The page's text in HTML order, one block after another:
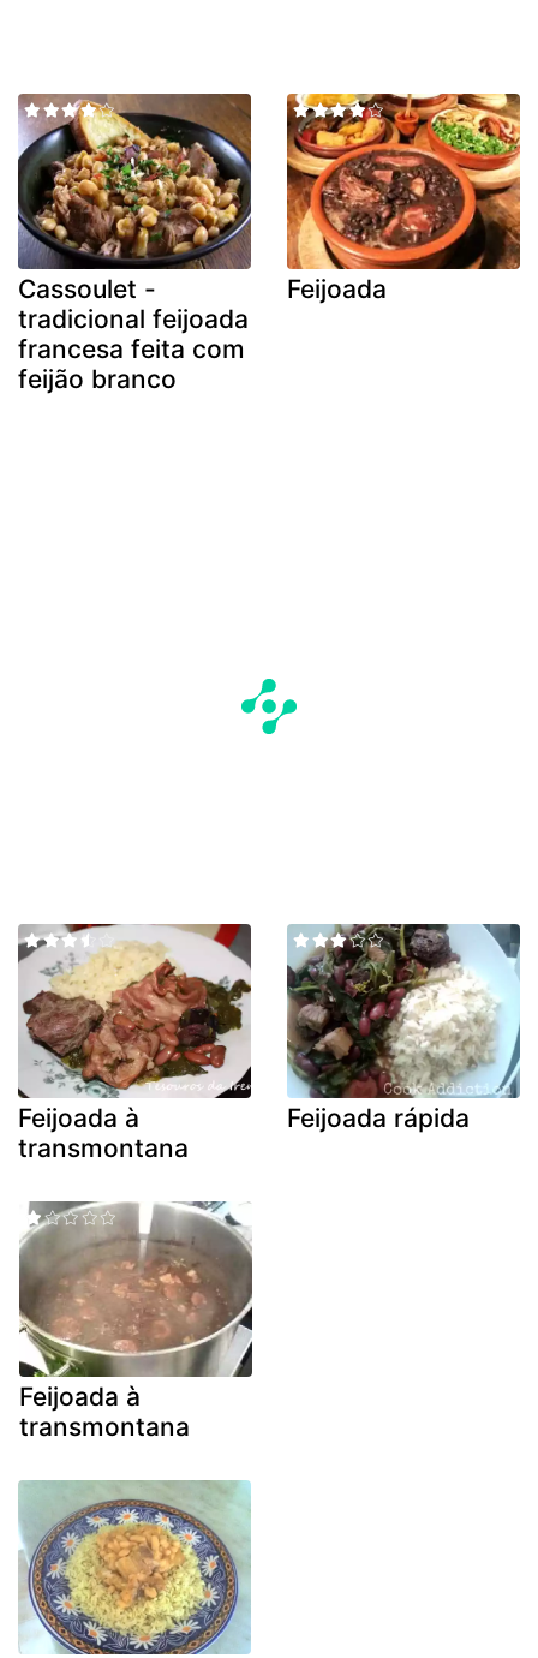
Cassoulet -
tradicional feijoada
francesa feita com
feijão branco
Feijoada
Feijoada à
transmontana
Feijoada rápida
Feijoada à
transmontana